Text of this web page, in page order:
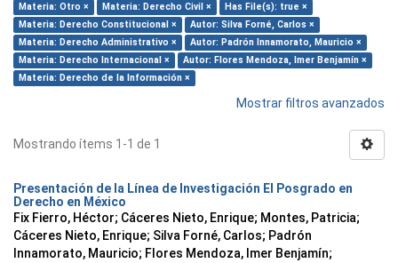
Materia: Otro ×
Materia: Derecho Civil ×
Has File(s): true ×
Materia: Derecho Constitucional ×
Autor: Silva Forné, Carlos ×
Materia: Derecho Administrativo ×
Autor: Padrón Innamorato, Mauricio ×
Materia: Derecho Internacional ×
Autor: Flores Mendoza, Imer Benjamín ×
Materia: Derecho de la Información ×
Mostrar filtros avanzados
Mostrando ítems 1-1 de 1
Presentación de la Línea de Investigación El Posgrado en
Derecho en México
Fix Fierro, Héctor; Cáceres Nieto, Enrique; Montes, Patricia;
Cáceres Nieto, Enrique; Silva Forné, Carlos; Padrón
Innamorato, Mauricio; Flores Mendoza, Imer Benjamín;